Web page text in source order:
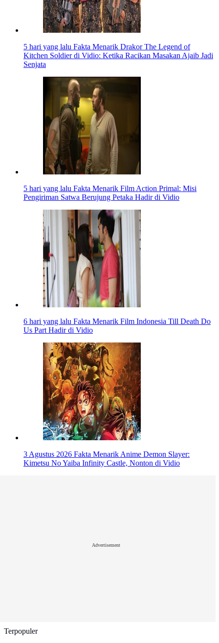
5 hari yang lalu Fakta Menarik Drakor The Legend of
Kitchen Soldier di Vidio: Ketika Racikan Masakan Ajaib Jadi
Senjata
5 hari yang lalu Fakta Menarik Film Action Primal: Misi
Pengiriman Satwa Berujung Petaka Hadir di Vidio
6 hari yang lalu Fakta Menarik Film Indonesia Till Death Do
Us Part Hadir di Vidio
3 Agustus 2026 Fakta Menarik Anime Demon Slayer:
Kimetsu No Yaiba Infinity Castle, Nonton di Vidio
Advertisement
Terpopuler